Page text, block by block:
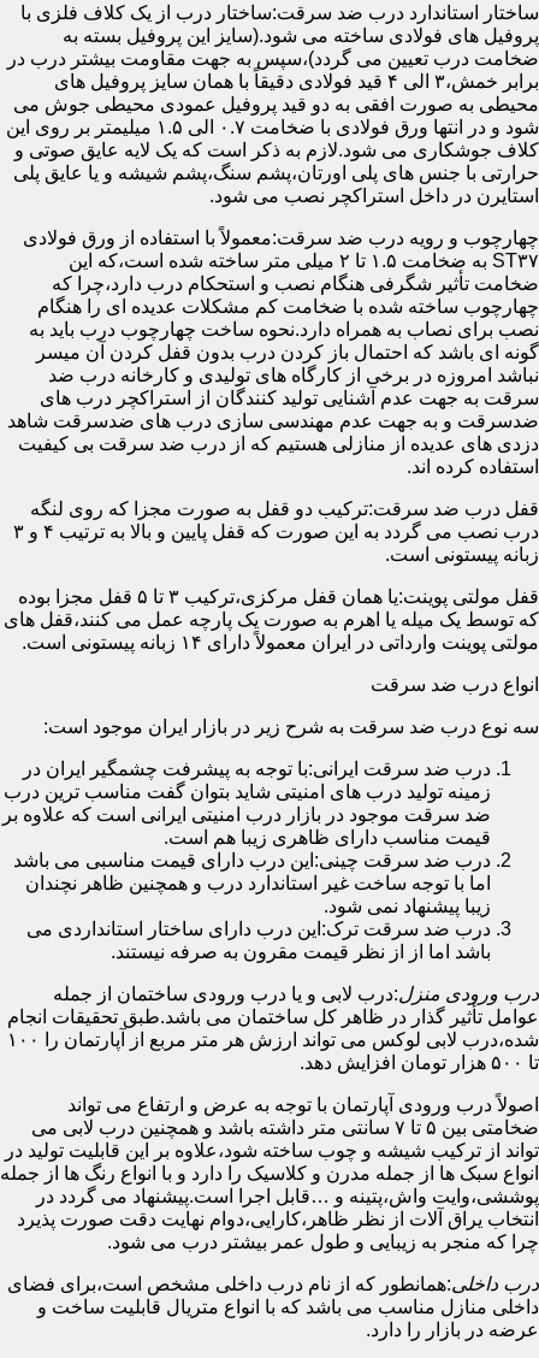
ساختار استاندارد درب ضد سرقت:ساختار درب از یک کلاف فلزی با
پروفیل های فولادی ساخته می شود.(سایز این پروفیل بسته به
ضخامت درب تعیین می گردد)،سپس به جهت مقاومت بیشتر درب در
برابر خمش،۳ الی ۴ قید فولادی دقیقاً با همان سایز پروفیل های
محیطی به صورت افقی به دو قید پروفیل عمودی محیطی جوش می
شود و در انتها ورق فولادی با ضخامت ۰.۷ الی ۱.۵ میلیمتر بر روی این
کلاف جوشکاری می شود.لازم به ذکر است که یک لایه عایق صوتی و
حرارتی با جنس های پلی اورتان،پشم سنگ،پشم شیشه و یا عایق پلی
استایرن در داخل استراکچر نصب می شود.
چهارچوب و رویه درب ضد سرقت:معمولاً با استفاده از ورق فولادی
ST۳۷ به ضخامت ۱.۵ تا ۲ میلی متر ساخته شده است،که این
ضخامت تأثیر شگرفی هنگام نصب و استحکام درب دارد،چرا که
چهارچوب ساخته شده با ضخامت کم مشکلات عدیده ای را هنگام
نصب برای نصاب به همراه دارد.نحوه ساخت چهارچوب درب باید به
گونه ای باشد که احتمال باز کردن درب بدون قفل کردن آن میسر
نباشد امروزه در برخی از کارگاه های تولیدی و کارخانه درب ضد
سرقت به جهت عدم آشنایی تولید کنندگان از استراکچر درب های
ضدسرقت و به جهت عدم مهندسی سازی درب های ضدسرقت شاهد
دزدی های عدیده از منازلی هستیم که از درب ضد سرقت بی کیفیت
استفاده کرده اند.
قفل درب ضد سرقت:ترکیب دو قفل به صورت مجزا که روی لنگه
درب نصب می گردد به این صورت که قفل پایین و بالا به ترتیب ۴ و ۳
زبانه پیستونی است.
قفل مولتی پوینت:یا همان قفل مرکزی،ترکیب ۳ تا ۵ قفل مجزا بوده
که توسط یک میله یا اهرم به صورت یک پارچه عمل می کنند،قفل های
مولتی پوینت وارداتی در ایران معمولاً دارای ۱۴ زبانه پیستونی است.
انواع درب ضد سرقت
سه نوع درب ضد سرقت به شرح زیر در بازار ایران موجود است:
درب ضد سرقت ایرانی:با توجه به پیشرفت چشمگیر ایران در
زمینه تولید درب های امنیتی شاید بتوان گفت مناسب ترین درب
ضد سرقت موجود در بازار درب امنیتی ایرانی است که علاوه بر
قیمت مناسب دارای ظاهری زیبا هم است.
درب ضد سرقت چینی:این درب دارای قیمت مناسبی می باشد
اما با توجه ساخت غیر استاندارد درب و همچنین ظاهر نچندان
زیبا پیشنهاد نمی شود.
درب ضد سرقت ترک:این درب دارای ساختار استانداردی می
باشد اما از از نظر قیمت مقرون به صرفه نیستند.
درب ورودی منزل:درب لابی و یا درب ورودی ساختمان از جمله
عوامل تأثیر گذار در ظاهر کل ساختمان می باشد.طبق تحقیقات انجام
شده،درب لابی لوکس می تواند ارزش هر متر مربع از آپارتمان را ۱۰۰
تا ۵۰۰ هزار تومان افزایش دهد.
اصولاً درب ورودی آپارتمان با توجه به عرض و ارتفاع می تواند
ضخامتی بین ۵ تا ۷ سانتی متر داشته باشد و همچنین درب لابی می
تواند از ترکیب شیشه و چوب ساخته شود،علاوه بر این قابلیت تولید در
انواع سبک ها از جمله مدرن و کلاسیک را دارد و با انواع رنگ ها از جمله
پوششی،وایت واش،پتینه و …قابل اجرا است.پیشنهاد می گردد در
انتخاب یراق آلات از نظر ظاهر،کارایی،دوام نهایت دقت صورت پذیرد
چرا که منجر به زیبایی و طول عمر بیشتر درب می شود.
درب داخلی:همانطور که از نام درب داخلی مشخص است،برای فضای
داخلی منازل مناسب می باشد که با انواع متریال قابلیت ساخت و
عرضه در بازار را دارد.